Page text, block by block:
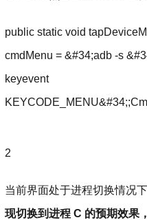
public static void
cmdMenu = &#34;adb -s
keyevent
2
当前界面处于进程切换情况
现切换到进程 C 的预期效果